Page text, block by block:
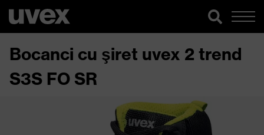
Bocanci cu şiret uvex 2 trend
S3S FO SR